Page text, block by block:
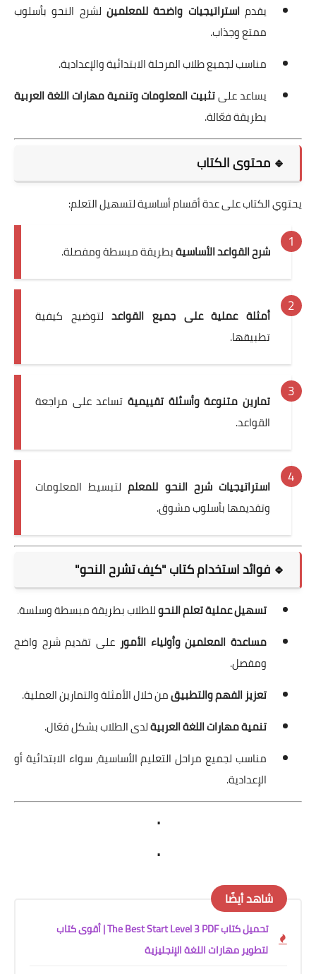
يقدماستراتيجيات واضحة للمعلمين لشرح النحو بأسلوب
ممتع وجذاب.
مناسب لجميع طلاب المرحلة الابتدائية والإعدادية.
يساعد علىتثبيت المعلومات وتنمية مهارات اللغة العربية
بطريقة فعّالة.
🔹 محتوى الكتاب
يحتوي الكتاب على عدة أقسام أساسية لتسهيل التعلم:
شرح القواعد الأساسيةبطريقة مبسطة ومفصلة.
أمثلة عملية على جميع القواعدلتوضيح كيفية
تطبيقها.
تمارين متنوعة وأسئلة تقييمية تساعد على مراجعة
القواعد.
استراتيجيات شرح النحو للمعلملتبسيط المعلومات
وتقديمها بأسلوب مشوق.
🔹 فوائد استخدام كتاب "كيف تشرح النحو"
تسهيل عملية تعلم النحوللطلاب بطريقة مبسطة وسلسة.
مساعدة المعلمين وأولياء الأمور على تقديم شرح واضح
ومفصل.
تعزيز الفهم والتطبيقمن خلال الأمثلة والتمارين العملية.
تنمية مهارات اللغة العربيةلدى الطلاب بشكل فعّال.
مناسب لجميع مراحل التعليم الأساسية، سواء الابتدائية أو
الإعدادية.
.
.
شاهد أيضًا
تحميل كتاب The Best Start Level 3 PDF | أقوى كتاب
لتطوير مهارات اللغة الإنجليزية